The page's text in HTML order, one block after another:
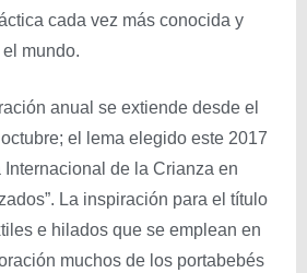
cada vez más conocida y
mundo.
anual se extiende desde el
el lema elegido este 2017
de la Crianza en
La inspiración para el título
e hilados que se emplean en
muchos de los portabebés